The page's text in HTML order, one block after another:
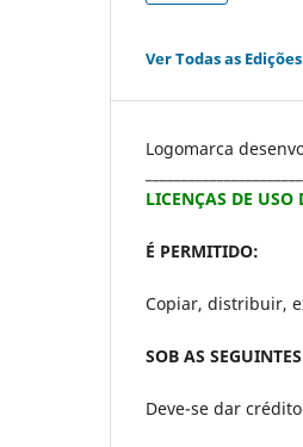
Ver Todas as Edições
Logomarca
LICENÇAS DE
É PERMITIDO:
Copiar, distribuir,
SOB AS
Deve-se dar